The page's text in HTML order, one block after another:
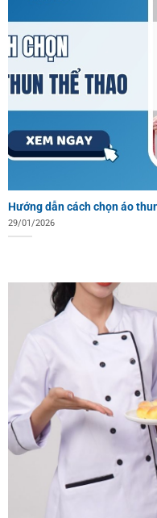
Hướng dẫn cách chọn áo
29/01/2026